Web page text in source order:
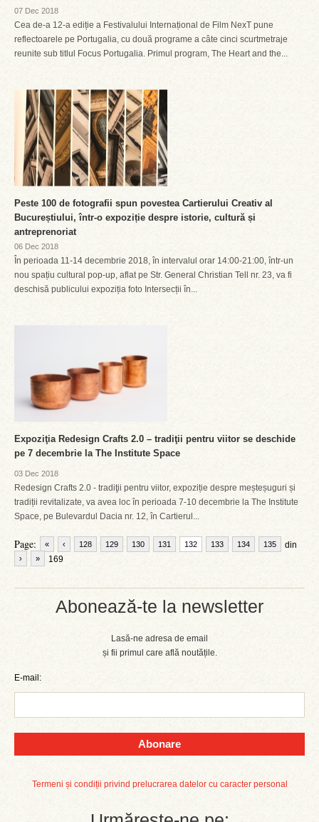
Abonează-te la newsletter
Lasă-ne adresa de email
și fii primul care află noutățile.
E-mail:
Abonare
Termeni și condiții privind prelucrarea datelor cu caracter personal
07 Dec 2018
Cea de-a 12-a ediție a Festivalului Internațional de Film NexT pune
reflectoarele pe Portugalia, cu două programe a câte cinci scurtmetraje
reunite sub titlul Focus Portugalia. Primul program, The Heart and the...
Peste 100 de fotografii spun povestea Cartierului Creativ al
Bucureștiului, într-o expoziție despre istorie, cultură și
antreprenoriat
06 Dec 2018
În perioada 11-14 decembrie 2018, în intervalul orar 14:00-21:00, într-un
nou spațiu cultural pop-up, aflat pe Str. General Christian Tell nr. 23, va fi
deschisă publicului expoziția foto Intersecții în...
Expoziţia Redesign Crafts 2.0 – tradiţii pentru viitor se deschide
pe 7 decembrie la The Institute Space
03 Dec 2018
Redesign Crafts 2.0 - tradiţii pentru viitor, expoziție despre meșteșuguri și
tradiții revitalizate, va avea loc în perioada 7-10 decembrie la The Institute
Space, pe Bulevardul Dacia nr. 12, în Cartierul...
Page: « ‹ 128 129 130 131 132 133 134 135
din
169
› »